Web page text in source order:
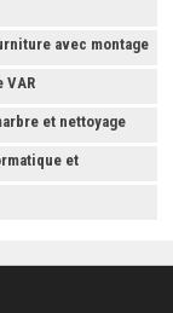
avec montage
de Football
VAR
et nettoyage
et